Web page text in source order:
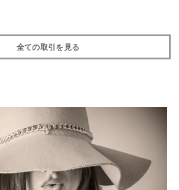
全ての取引を見る